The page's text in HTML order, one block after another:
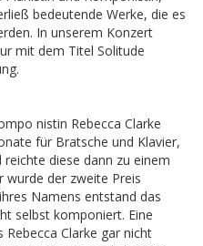
bedeutende Werke, die es
In unserem Konzert
mit dem Titel Solitude
nistin Rebecca Clarke
für Bratsche und Klavier,
diese dann zu einem
der zweite Preis
Namens entstand das
selbst komponiert. Eine
Clarke gar nicht